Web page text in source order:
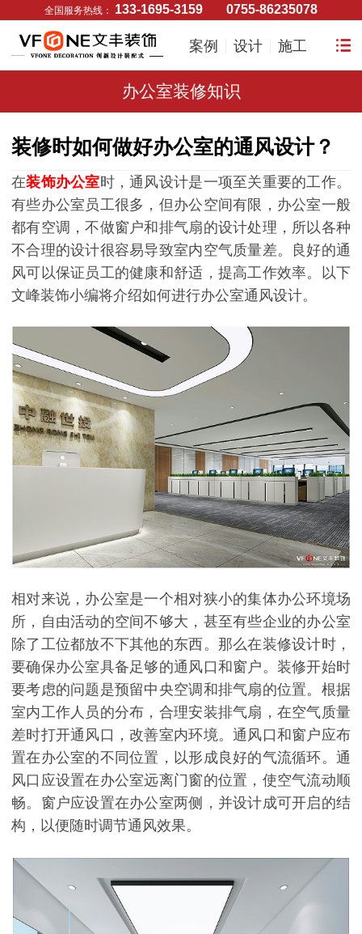
全国服务热线： 133-1695-3159 0755-86235078
案例 设计 施工
办公室装修知识
装修时如何做好办公室的通风设计？
在装饰办公室时，通风设计是一项至关重要的工作。
有些办公室员工很多，但办公空间有限，办公室一般
都有空调，不做窗户和排气扇的设计处理，所以各种
不合理的设计很容易导致室内空气质量差。良好的通
风可以保证员工的健康和舒适，提高工作效率。以下
文峰装饰小编将介绍如何进行办公室通风设计。
相对来说，办公室是一个相对狭小的集体办公环境场
所，自由活动的空间不够大，甚至有些企业的办公室
除了工位都放不下其他的东西。那么在装修设计时，
要确保办公室具备足够的通风口和窗户。装修开始时
要考虑的问题是预留中央空调和排气扇的位置。根据
室内工作人员的分布，合理安装排气扇，在空气质量
差时打开通风口，改善室内环境。通风口和窗户应布
置在办公室的不同位置，以形成良好的气流循环。通
风口应设置在办公室远离门窗的位置，使空气流动顺
畅。窗户应设置在办公室两侧，并设计成可开启的结
构，以便随时调节通风效果。